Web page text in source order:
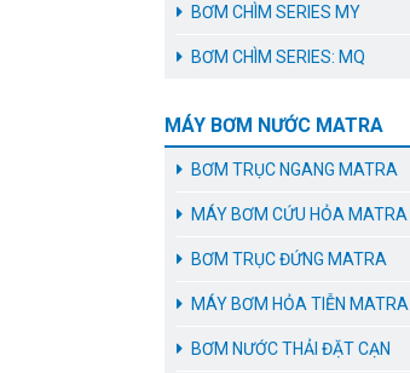
BƠM CHÌM SERIES MY
BƠM CHÌM SERIES: MQ
MÁY BƠM NƯỚC MATRA
BƠM TRỤC NGANG MATRA
MÁY BƠM CỨU HỎA MATRA
BƠM TRỤC ĐỨNG MATRA
MÁY BƠM HỎA TIỄN MATRA
BƠM NƯỚC THẢI ĐẶT CẠN